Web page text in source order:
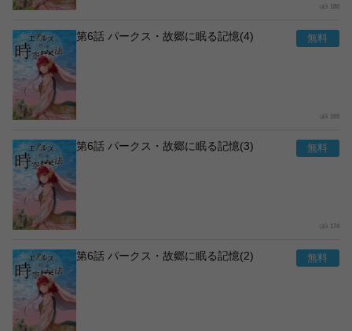
180
第6話 パークス・故郷に眠る記憶(4)
165
第6話 パークス・故郷に眠る記憶(3)
174
第6話 パークス・故郷に眠る記憶(2)